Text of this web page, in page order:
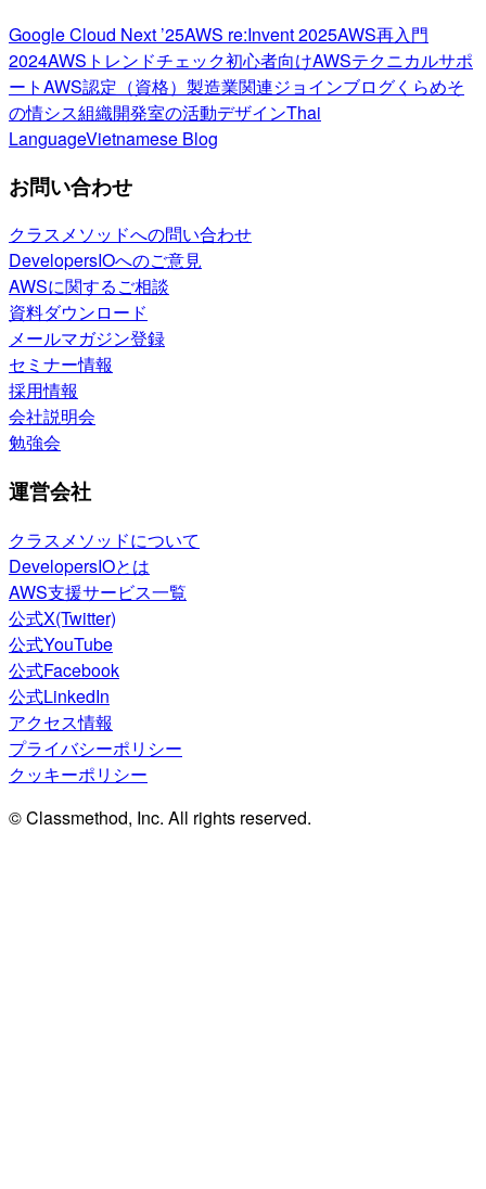
Google Cloud Next ’25AWS re:Invent 2025AWS再入門
2024AWSトレンドチェック初心者向けAWSテクニカルサポ
ートAWS認定（資格） 製造業関連ジョインブログくらめそ
の情シス組織開発室の活動デザインThai
LanguageVietnamese Blog
お問い合わせ
クラスメソッドへの問い合わせ
DevelopersIOへのご意見
AWSに関するご相談
資料ダウンロード
メールマガジン登録
セミナー情報
採用情報
会社説明会
勉強会
運営会社
クラスメソッドについて
DevelopersIOとは
AWS支援サービス一覧
公式X(Twitter)
公式YouTube
公式Facebook
公式LinkedIn
アクセス情報
プライバシーポリシー
クッキーポリシー
© Classmethod, Inc. All rights reserved.